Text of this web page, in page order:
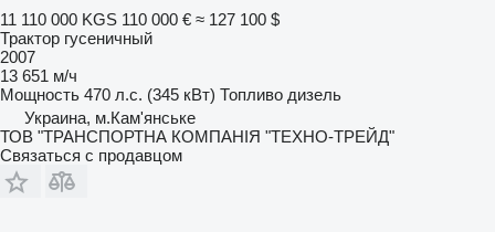
11 110 000 KGS 110 000 € ≈ 127 100 $
Трактор гусеничный
2007
13 651 м/ч
Мощность 470 л.с. (345 кВт) Топливо дизель
Украина, м.Кам'янське
ТОВ "ТРАНСПОРТНА КОМПАНІЯ "ТЕХНО-ТРЕЙД"
Связаться с продавцом